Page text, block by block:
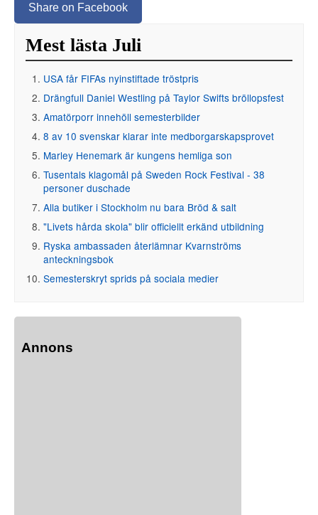
Share on Facebook
Mest lästa Juli
USA får FIFAs nyinstiftade tröstpris
Drängfull Daniel Westling på Taylor Swifts bröllopsfest
Amatörporr innehöll semesterbilder
8 av 10 svenskar klarar inte medborgarskapsprovet
Marley Henemark är kungens hemliga son
Tusentals klagomål på Sweden Rock Festival - 38
personer duschade
Alla butiker i Stockholm nu bara Bröd & salt
"Livets hårda skola" blir officiellt erkänd utbildning
Ryska ambassaden återlämnar Kvarnströms
anteckningsbok
Semesterskryt sprids på sociala medier
Annons